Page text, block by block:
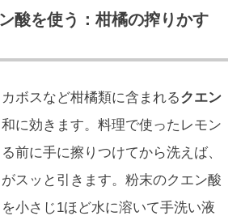
酸を使う：柑橘の搾りかす
ボスなど柑橘類に含まれるクエン
に効きます。料理で使ったレモン
前に手に擦りつけてから洗えば、
スッと引きます。粉末のクエン酸
を小さじ1ほど水に溶いて手洗い液